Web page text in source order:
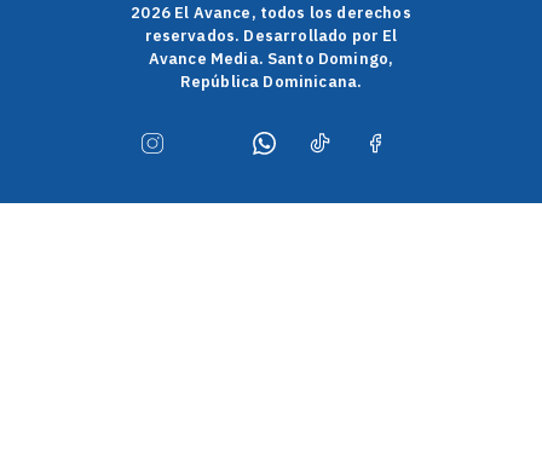
2026 El Avance, todos los derechos
reservados. Desarrollado por El
Avance Media. Santo Domingo,
República Dominicana.